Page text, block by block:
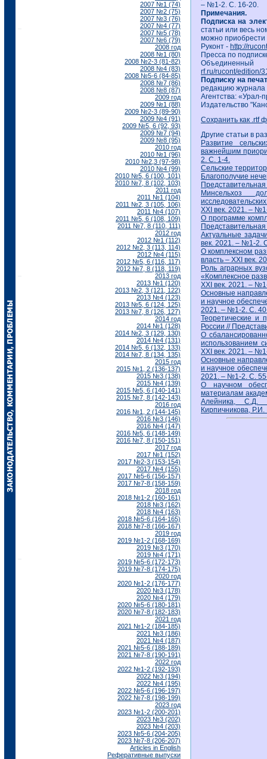
2007 №1 (74)
2007 №2 (75)
2007 №3 (76)
2007 №4 (77)
2007 №5 (78)
2007 №6 (79)
2008 год
2008 №1 (80)
2008 №2-3 (81-82)
2008 №4 (83)
2008 №5-6 (84-85)
2008 №7 (86)
2008 №8 (87)
2009 год
2009 №1 (88)
2009 №2-3 (89-90)
2009 №4 (91)
2009 №5, 6 (92, 93)
2009 №7 (94)
2009 №8 (95)
2010 год
2010 №1 (96)
2010 №2,3 (97-98)
2010 №4 (99)
2010 №5, 6 (100, 101)
2010 №7, 8 (102, 103)
2011 год
2011 №1 (104)
2011 №2, 3 (105, 106)
2011 №4 (107)
2011 №5, 6 (108, 109)
2011 №7, 8 (110, 111)
2012 год
2012 №1 (112)
2012 №2, 3 (113, 114)
2012 №4 (115)
2012 №5, 6 (116, 117)
2012 №7, 8 (118, 119)
2013 год
2013 №1 (120)
2013 №2, 3 (121, 122)
2013 №4 (123)
2013 №5, 6 (124, 125)
2013 №7, 8 (126, 127)
2014 год
2014 №1 (128)
2014 №2, 3 (129, 130)
2014 №4 (131)
2014 №5, 6 (132, 133)
2014 №7, 8 (134, 135)
2015 год
2015 №1, 2 (136-137)
2015 №3 (138)
2015 №4 (139)
2015 №5, 6 (140-141)
2015 №7, 8 (142-143)
2016 год
2016 №1, 2 (144-145)
2016 №3 (146)
2016 №4 (147)
2016 №5, 6 (148-149)
2016 №7, 8 (150-151)
2017 год
2017 №1 (152)
2017 №2-3 (153-154)
2017 №4 (155)
2017 №5-6 (156-157)
2017 №7-8 (158-159)
2018 год
2018 №1-2 (160-161)
2018 №3 (162)
2018 №4 (163)
2018 №5-6 (164-165)
2018 №7-8 (166-167)
2019 год
2019 №1-2 (168-169)
2019 №3 (170)
2019 №4 (171)
2019 №5-6 (172-173)
2019 №7-8 (174-175)
2020 год
2020 №1-2 (176-177)
2020 №3 (178)
2020 №4 (179)
2020 №5-6 (180-181)
2020 №7-8 (182-183)
2021 год
2021 №1-2 (184-185)
2021 №3 (186)
2021 №4 (187)
2021 №5-6 (188-189)
2021 №7-8 (190-191)
2022 год
2022 №1-2 (192-193)
2022 №3 (194)
2022 №4 (195)
2022 №5-6 (196-197)
2022 №7-8 (198-199)
2023 год
2023 №1-2 (200-201)
2023 №3 (202)
2023 №4 (203)
2023 №5-6 (204-205)
2023 №7-8 (206-207)
Articles in English
Реферативные выпуски
– №1-2. С. 16-20.
Примечания.
Подписка на
статьи или весь
можно приобрести
Руконт - http://
Пресса по
rf.ru/rucont/edition/
Подписку на
редакцию
Агентства: «Урал-
Издательство
Сохранить как .rtf
Другие статьи в
Развитие
важнейшим
2. С. 1-4.
Сельские
Благополучие
Минсельхоз
ХХI век. 2021. –
О программе
Актуальные
век. 2021. – №1-2.
О комплексном
власть – ХХI век.
Роль аграрных
«Комплексное
ХХI век. 2021. –
Основные
и научное
2021. – №1-2. С.
Теоретические и
России //
О
использованием
ХХI век. 2021. –
Основные
и научное
2021. – №1-2. С.
О научном
материалам
Алейника, С.Д.
Кирпичникова,